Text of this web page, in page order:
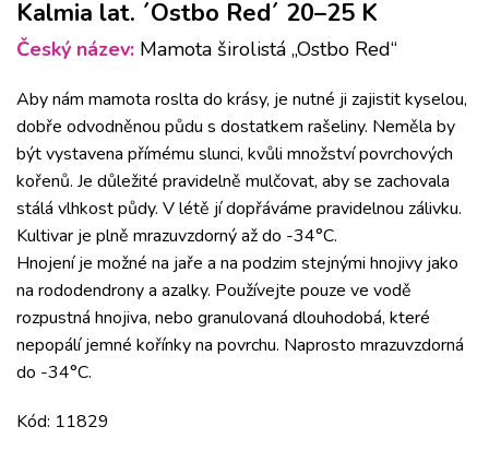
Kalmia lat. ´Ostbo Red´ 20–25 K
Český název: Mamota širolistá „Ostbo Red“
Aby nám mamota roslta do krásy, je nutné ji zajistit kyselou,
dobře odvodněnou půdu s dostatkem rašeliny. Neměla by
být vystavena přímému slunci, kvůli množství povrchových
kořenů. Je důležité pravidelně mulčovat, aby se zachovala
stálá vlhkost půdy. V létě jí dopřáváme pravidelnou zálivku.
Kultivar je plně mrazuvzdorný až do -34°C.
Hnojení je možné na jaře a na podzim stejnými hnojivy jako
na rododendrony a azalky. Používejte pouze ve vodě
rozpustná hnojiva, nebo granulovaná dlouhodobá, které
nepopálí jemné kořínky na povrchu. Naprosto mrazuvzdorná
do -34°C.
Kód: 11829